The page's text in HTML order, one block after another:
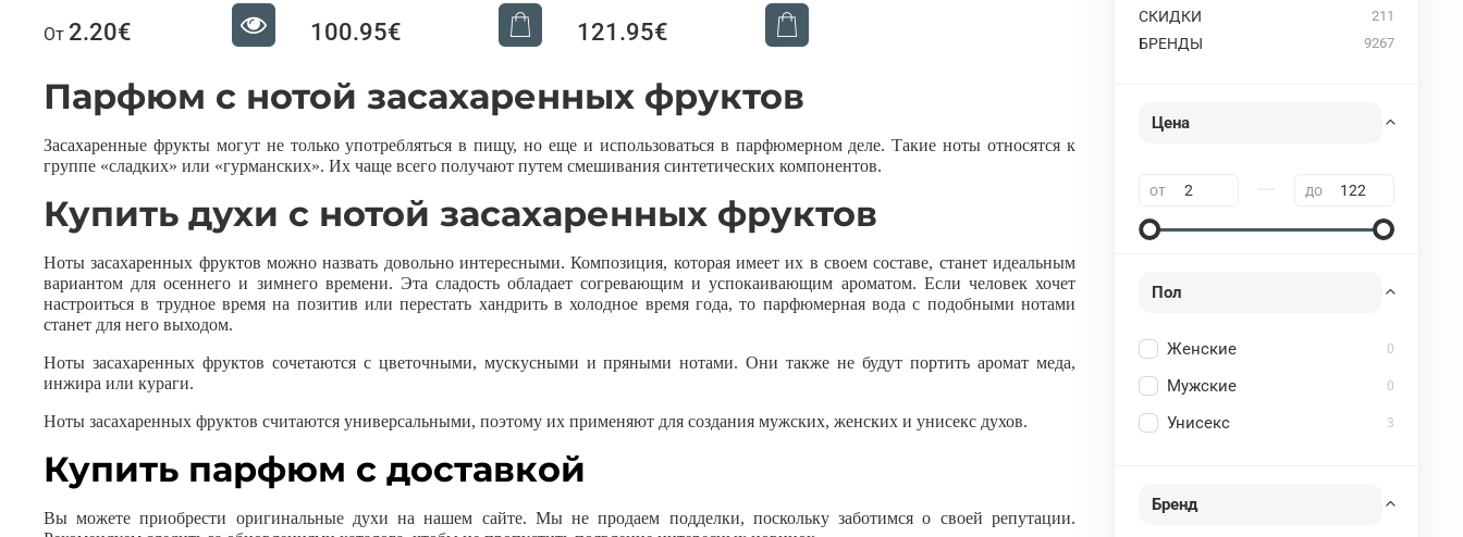
От 2.20€ 100.95€ 121.95€
Парфюм с нотой засахаренных фруктов
Засахаренные фрукты могут не только употребляться в пищу, но еще и использоваться в парфюмерном деле. Такие ноты относятся к
группе «сладких» или «гурманских». Их чаще всего получают путем смешивания синтетических компонентов.
Купить духи с нотой засахаренных фруктов
Ноты засахаренных фруктов можно назвать довольно интересными. Композиция, которая имеет их в своем составе, станет идеальным
вариантом для осеннего и зимнего времени. Эта сладость обладает согревающим и успокаивающим ароматом. Если человек хочет
настроиться в трудное время на позитив или перестать хандрить в холодное время года, то парфюмерная вода с подобными нотами
станет для него выходом.
Ноты засахаренных фруктов сочетаются с цветочными, мускусными и пряными нотами. Они также не будут портить аромат меда,
инжира или кураги.
Ноты засахаренных фруктов считаются универсальными, поэтому их применяют для создания мужских, женских и унисекс духов.
Купить парфюм с доставкой
Вы можете приобрести оригинальные духи на нашем сайте. Мы не продаем подделки, поскольку заботимся о своей репутации.
СКИДКИ 211
БРЕНДЫ 9267
Цена
от до
Пол
Женские 0
Мужские 0
Унисекс 3
Бренд